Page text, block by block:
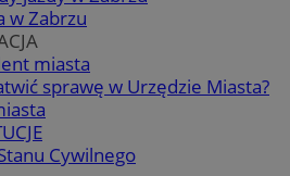
w Zabrzu
miasta
sprawę w Urzędzie Miasta?
Cywilnego